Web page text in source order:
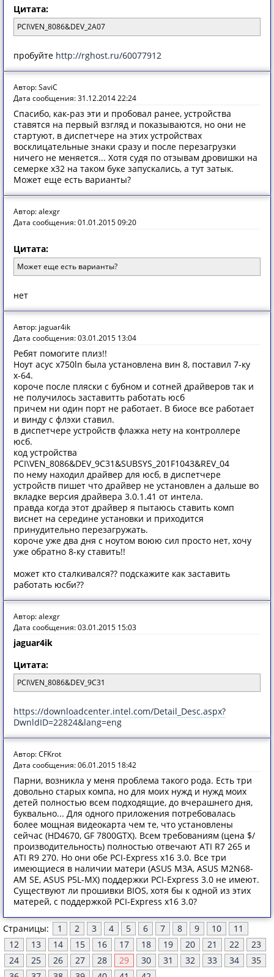
Цитата:
PCI\VEN_8086&DEV_2A07
пробуйте http://rghost.ru/60077912
Автор: SaviC
Дата сообщения: 31.12.2014 22:24
Спасибо, как-раз эти и пробовал ранее, устройства
ставятся на первый взгляд и показываются, но они не
стартуют, в диспетчере на этих устройствах
восклицательные знаки сразу и после перезагрузки
ничего не меняется... Хотя судя по отзывам дровишки на
семерке х32 на таком буке запускались, а тут затык.
Может еще есть варианты?
Автор: alexgr
Дата сообщения: 01.01.2015 09:20
Цитата:
Может еще есть варианты?
нет
Автор: jaguar4ik
Дата сообщения: 03.01.2015 13:04
Ребят помогите плиз!!
Ноут асус x750ln была установлена вин 8, поставил 7-ку
х-64.
короче после пляски с бубном и сотней драйверов так и
не получилось заставитть работать юсб
причем ни один порт не работает. В биосе все работает
и винду с флэхи ставил.
в диспетчере устройств флажка нету на контроллере
юсб.
код устройства
PCI\VEN_8086&DEV_9C31&SUBSYS_201F1043&REV_04
по нему находил драйвер для юсб, в диспетчере
устройств пишет что драйвер не установлен а дальше во
вкладке версия драйвера 3.0.1.41 от интела.
правда когда этот драйвер я пытаюсь ставить комп
виснет на середине установки и приходится
принудительно перезагружать.
короче уже два дня с ноутом воюю сил просто нет, хочу
уже обратно 8-ку ставить!!
может кто сталкивался?? подскажите как заставить
работать юсби??
Автор: alexgr
Дата сообщения: 03.01.2015 15:03
jaguar4ik
Цитата:
PCI\VEN_8086&DEV_9C31
https://downloadcenter.intel.com/Detail_Desc.aspx?
DwnldID=22824&lang=eng
Автор: CFKrot
Дата сообщения: 06.01.2015 18:42
Парни, возникла у меня проблема такого рода. Есть три
довольно старых компа, но для моих нужд и нужд моих
детей полностью всем подходящие, до вчерашнего дня,
буквально... Для одного приложения потребовалась
более мощная видеокарта чем те, что установлены
сейчас (HD4670, GF 7800GTX). Всем требованиям (цена $/
производительность) полностью отвечают ATI R7 265 и
ATI R9 270. Но они обе PCI-Express x16 3.0. Все три
имеющиеся в наличии матери (ASUS M3A, ASUS M2N68-
AM SE, ASUS P5L-MX) поддержки PCI-Express 3.0 не имеют.
Существуют ли прошивки BIOS, хотя бы к одной из этих
матерей, с поддержкой PCI-Express x16 3.0?
Страницы: 1 2 3 4 5 6 7 8 9 10
11
12
13 14 15 16 17 18 19 20 21 22
23
24
25 26 27 28 29 30 31 32 33 34
35